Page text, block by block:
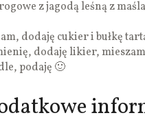
dodaję cukier i bułkę
dodaję likier,
podaję 🙂